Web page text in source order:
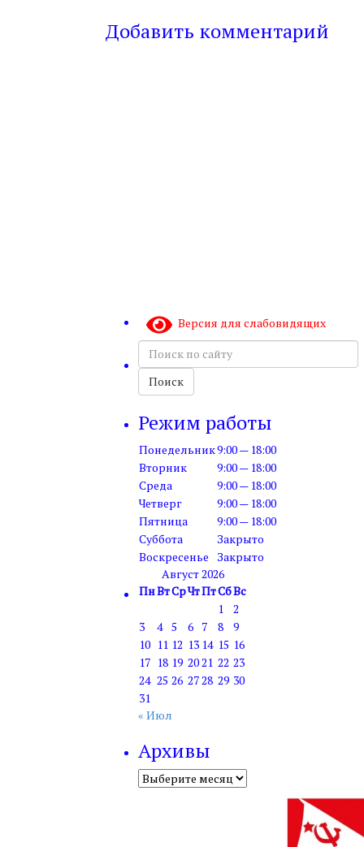
Добавить комментарий
Версия для слабовидящих
Поиск
по
сайту
Поиск
Режим работы
Понедельник9:00 — 18:00
Вторник
9:00 — 18:00
Среда
9:00 — 18:00
Четверг
9:00 — 18:00
Пятница
9:00 — 18:00
Суббота
Закрыто
Воскресенье
Закрыто
Август 2026
ПнВтСрЧтПтСбВс
1
2
3
4 5 6 7 8
9
10 11 12 13 14 15 16
17 18 19 2021 22 23
24 25 26 2728 29 30
31
« Июл
Архивы
Архивы